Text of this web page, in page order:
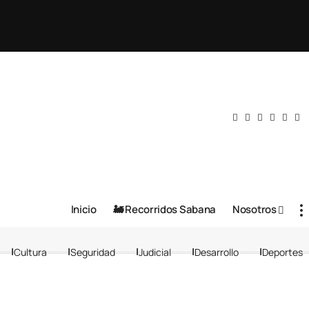
Inicio 🚂 Recorridos Sabana Nosotros
Cultura Seguridad Judicial Desarrollo Deportes